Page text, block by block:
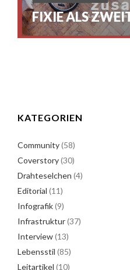
FIXIE ALS
KATEGORIEN
Community(58)
Coverstory(30)
Drahteselchen (4)
Editorial (11)
Infografik(9)
Infrastruktur(37)
Interview(13)
Lebensstil (85)
Leitartikel (10)